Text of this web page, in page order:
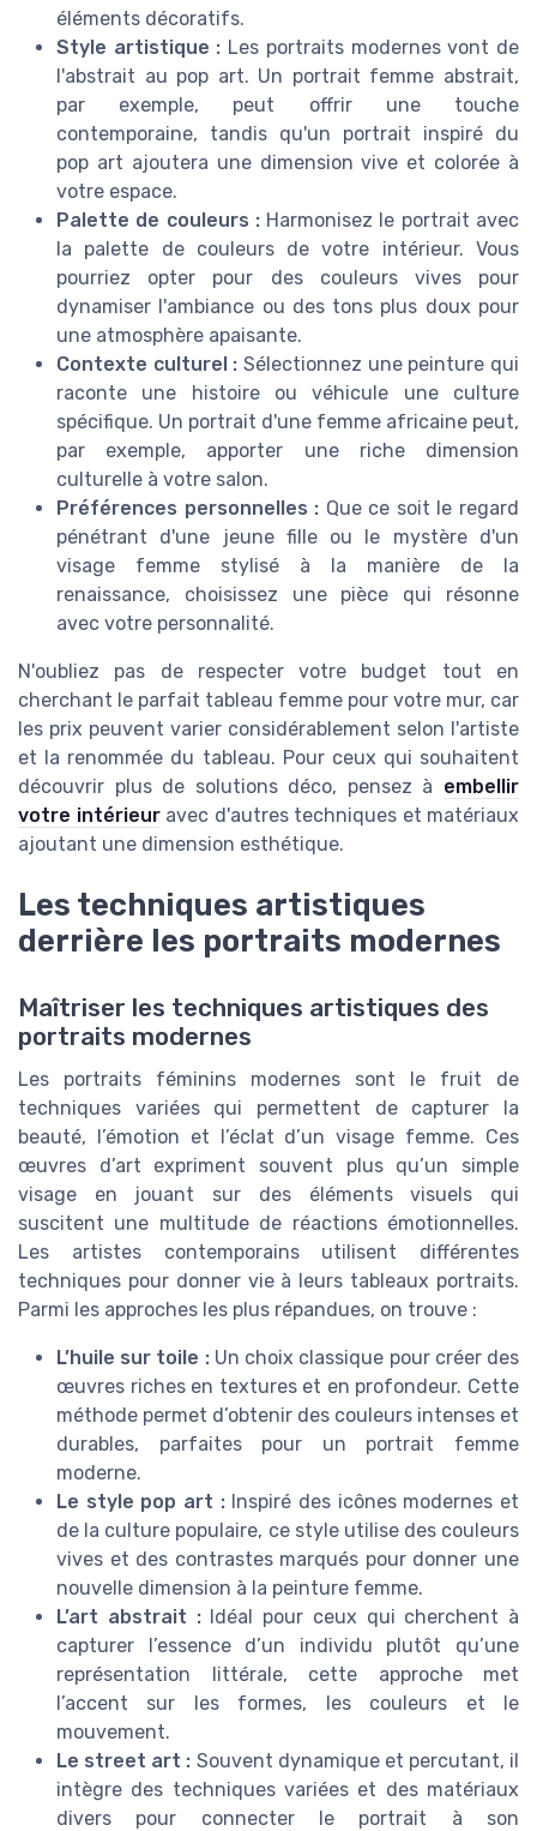
éléments décoratifs.
Style artistique : Les portraits modernes vont de
l'abstrait au pop art. Un portrait femme abstrait,
par exemple, peut offrir une touche
contemporaine, tandis qu'un portrait inspiré du
pop art ajoutera une dimension vive et colorée à
votre espace.
Palette de couleurs :Harmonisez le portrait avec
la palette de couleurs de votre intérieur. Vous
pourriez opter pour des couleurs vives pour
dynamiser l'ambiance ou des tons plus doux pour
une atmosphère apaisante.
Contexte culturel : Sélectionnez une peinture qui
raconte une histoire ou véhicule une culture
spécifique. Un portrait d'une femme africaine peut,
par exemple, apporter une riche dimension
culturelle à votre salon.
Préférences personnelles : Que ce soit le regard
pénétrant d'une jeune fille ou le mystère d'un
visage femme stylisé à la manière de la
renaissance, choisissez une pièce qui résonne
avec votre personnalité.
N'oubliez pas de respecter votre budget tout en
cherchant le parfait tableau femme pour votre mur, car
les prix peuvent varier considérablement selon l'artiste
et la renommée du tableau. Pour ceux qui souhaitent
découvrir plus de solutions déco, pensez à embellir
votre intérieuravec d'autres techniques et matériaux
ajoutant une dimension esthétique.
Les techniques artistiques
derrière les portraits modernes
Maîtriser les techniques artistiques des
portraits modernes
Les portraits féminins modernes sont le fruit de
techniques variées qui permettent de capturer la
beauté, l’émotion et l’éclat d’un visage femme. Ces
œuvres d’art expriment souvent plus qu’un simple
visage en jouant sur des éléments visuels qui
suscitent une multitude de réactions émotionnelles.
Les artistes contemporains utilisent différentes
techniques pour donner vie à leurs tableaux portraits.
Parmi les approches les plus répandues, on trouve :
L’huile sur toile :Un choix classique pour créer des
œuvres riches en textures et en profondeur. Cette
méthode permet d’obtenir des couleurs intenses et
durables, parfaites pour un portrait femme
moderne.
Le style pop art :Inspiré des icônes modernes et
de la culture populaire, ce style utilise des couleurs
vives et des contrastes marqués pour donner une
nouvelle dimension à la peinture femme.
L’art abstrait :Idéal pour ceux qui cherchent à
capturer l’essence d’un individu plutôt qu’une
représentation littérale, cette approche met
l’accent sur les formes, les couleurs et le
mouvement.
Le street art : Souvent dynamique et percutant, il
intègre des techniques variées et des matériaux
divers pour connecter le portrait à son